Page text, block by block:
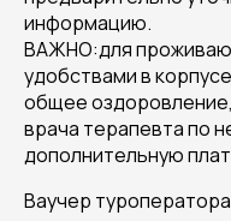
информацию.
ВАЖНО:для
удобствами в
общее
врача терапевта по
дополнительную
Ваучер